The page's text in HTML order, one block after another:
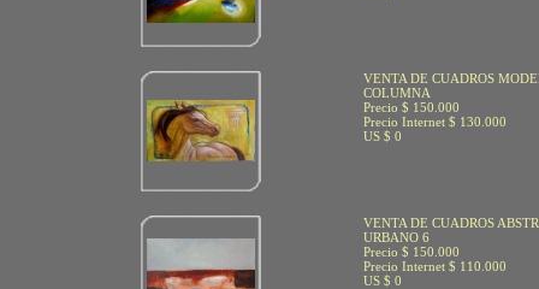
VENTA DE CUADROS
COLUMNA
Precio $ 150.000
Precio Internet $ 130.000
US $ 0
VENTA DE CUADROS
URBANO 6
Precio $ 150.000
Precio Internet $ 110.000
US $ 0